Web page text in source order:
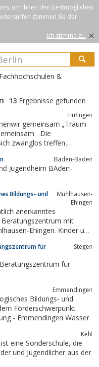
um Ihnen den bestmöglichen
stimmen Sie der
Ich stimme zu. ×
&
13 Ergebnisse gefunden
Hüfingen
gemeinsam „Träum
Die
zwanglos treffen,
Kinder undBaden-Baden
Jugendheim BAden-
Bildungs- und
Mühlhausen-
Ehingen
anerkanntes
mit
Ehingen. Kinder und
Wir sind die einzige
für
Stegen
für
Emmendingen
Bildungs- und
Förderschwerpunkt
- Emmendingen Wasser
Kehl
Sonderschule, die
und Jugendlicher aus der